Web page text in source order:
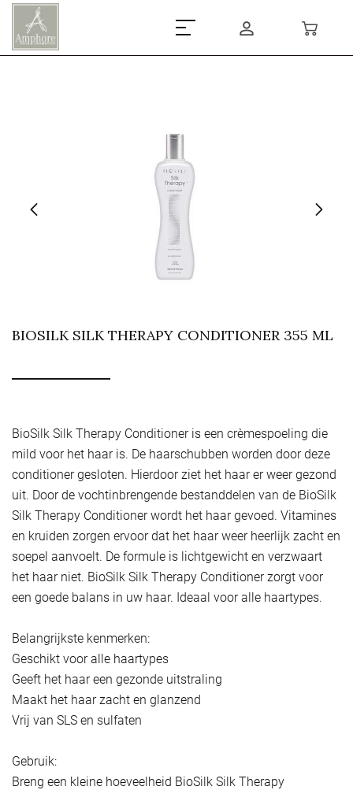
BIOSILK SILK THERAPY CONDITIONER 355 ML
BioSilk Silk Therapy Conditioner is een crèmespoeling die
mild voor het haar is. De haarschubben worden door deze
conditioner gesloten. Hierdoor ziet het haar er weer gezond
uit. Door de vochtinbrengende bestanddelen van de BioSilk
Silk Therapy Conditioner wordt het haar gevoed. Vitamines
en kruiden zorgen ervoor dat het haar weer heerlijk zacht en
soepel aanvoelt. De formule is lichtgewicht en verzwaart
het haar niet. BioSilk Silk Therapy Conditioner zorgt voor
een goede balans in uw haar. Ideaal voor alle haartypes.
Belangrijkste kenmerken:
Geschikt voor alle haartypes
Geeft het haar een gezonde uitstraling
Maakt het haar zacht en glanzend
Vrij van SLS en sulfaten
Gebruik:
Breng een kleine hoeveelheid BioSilk Silk Therapy